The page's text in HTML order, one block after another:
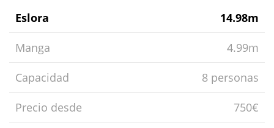
Eslora 14.98m
Manga 4.99m
Capacidad 8 personas
Precio desde 750€